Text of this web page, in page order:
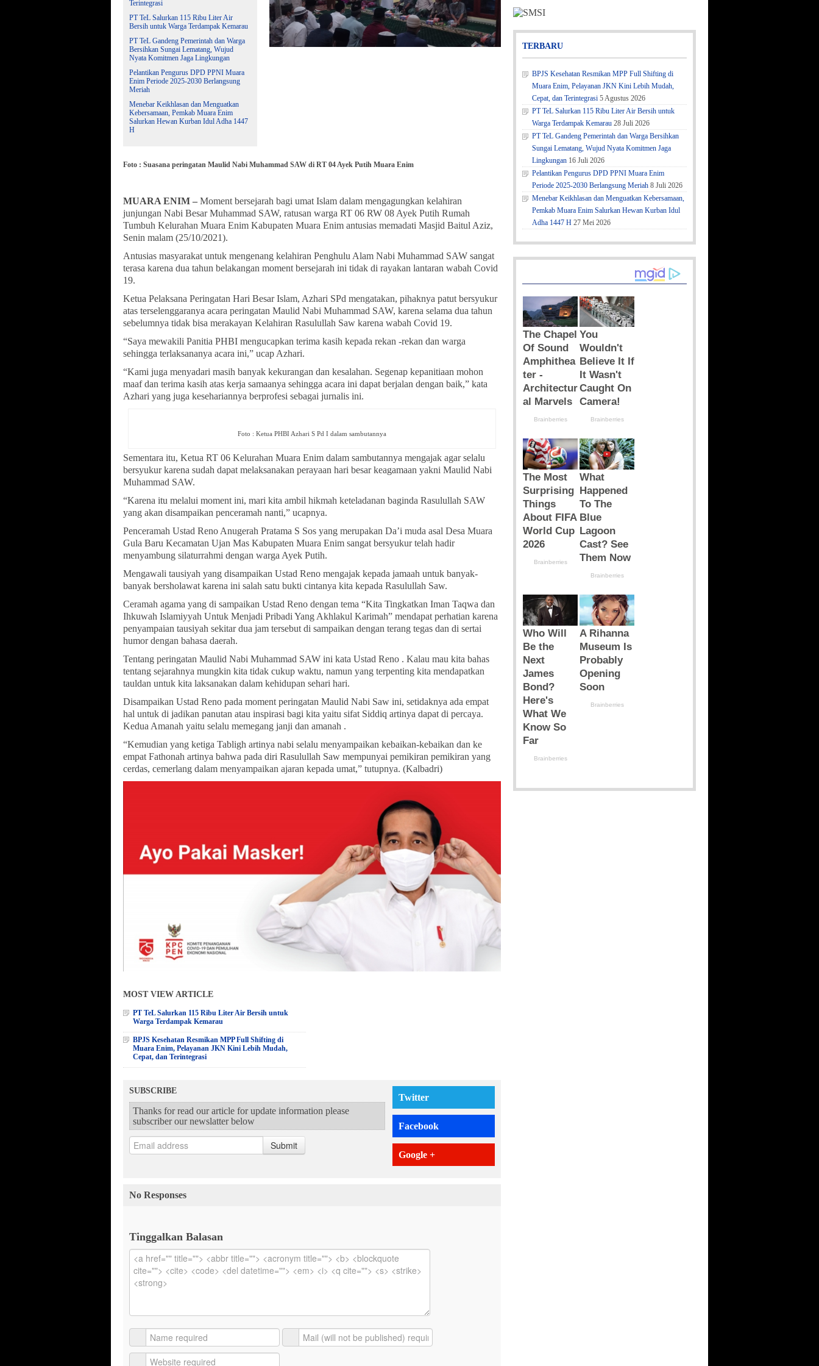
Terintegrasi
PT TeL Salurkan 115 Ribu Liter Air
Bersih untuk Warga Terdampak Kemarau
PT TeL Gandeng Pemerintah dan Warga
Bersihkan Sungai Lematang, Wujud
Nyata Komitmen Jaga Lingkungan
Pelantikan Pengurus DPD PPNI Muara
Enim Periode 2025-2030 Berlangsung
Meriah
Menebar Keikhlasan dan Menguatkan
Kebersamaan, Pemkab Muara Enim
Salurkan Hewan Kurban Idul Adha 1447
H
Foto : Suasana peringatan Maulid Nabi Muhammad SAW di RT 04 Ayek Putih Muara Enim
MUARA ENIM – Moment bersejarah bagi umat Islam dalam mengagungkan kelahiran
junjungan Nabi Besar Muhammad SAW, ratusan warga RT 06 RW 08 Ayek Putih Rumah
Tumbuh Kelurahan Muara Enim Kabupaten Muara Enim antusias memadati Masjid Baitul Aziz,
Senin malam (25/10/2021).
Antusias masyarakat untuk mengenang kelahiran Penghulu Alam Nabi Muhammad SAW sangat
terasa karena dua tahun belakangan moment bersejarah ini tidak di rayakan lantaran wabah Covid
19.
Ketua Pelaksana Peringatan Hari Besar Islam, Azhari SPd mengatakan, pihaknya patut bersyukur
atas terselenggaranya acara peringatan Maulid Nabi Muhammad SAW, karena selama dua tahun
sebelumnya tidak bisa merakayan Kelahiran Rasulullah Saw karena wabah Covid 19.
“Saya mewakili Panitia PHBI mengucapkan terima kasih kepada rekan -rekan dan warga
sehingga terlaksananya acara ini,” ucap Azhari.
“Kami juga menyadari masih banyak kekurangan dan kesalahan. Segenap kepanitiaan mohon
maaf dan terima kasih atas kerja samaanya sehingga acara ini dapat berjalan dengan baik,” kata
Azhari yang juga kesehariannya berprofesi sebagai jurnalis ini.
Foto : Ketua PHBI Azhari S Pd I dalam sambutannya
Sementara itu, Ketua RT 06 Kelurahan Muara Enim dalam sambutannya mengajak agar selalu
bersyukur karena sudah dapat melaksanakan perayaan hari besar keagamaan yakni Maulid Nabi
Muhammad SAW.
“Karena itu melalui moment ini, mari kita ambil hikmah keteladanan baginda Rasulullah SAW
yang akan disampaikan penceramah nanti,” ucapnya.
Penceramah Ustad Reno Anugerah Pratama S Sos yang merupakan Da’i muda asal Desa Muara
Gula Baru Kecamatan Ujan Mas Kabupaten Muara Enim sangat bersyukur telah hadir
menyambung silaturrahmi dengan warga Ayek Putih.
Mengawali tausiyah yang disampaikan Ustad Reno mengajak kepada jamaah untuk banyak-
banyak bersholawat karena ini salah satu bukti cintanya kita kepada Rasulullah Saw.
Ceramah agama yang di sampaikan Ustad Reno dengan tema “Kita Tingkatkan Iman Taqwa dan
Ihkuwah Islamiyyah Untuk Menjadi Pribadi Yang Akhlakul Karimah” mendapat perhatian karena
penyampaian tausiyah sekitar dua jam tersebut di sampaikan dengan terang tegas dan di sertai
humor dengan bahasa daerah.
Tentang peringatan Maulid Nabi Muhammad SAW ini kata Ustad Reno . Kalau mau kita bahas
tentang sejarahnya mungkin kita tidak cukup waktu, namun yang terpenting kita mendapatkan
tauldan untuk kita laksanakan dalam kehidupan sehari hari.
Disampaikan Ustad Reno pada moment peringatan Maulid Nabi Saw ini, setidaknya ada empat
hal untuk di jadikan panutan atau inspirasi bagi kita yaitu sifat Siddiq artinya dapat di percaya.
Kedua Amanah yaitu selalu memegang janji dan amanah .
“Kemudian yang ketiga Tabligh artinya nabi selalu menyampaikan kebaikan-kebaikan dan ke
empat Fathonah artinya bahwa pada diri Rasulullah Saw mempunyai pemikiran pemikiran yang
cerdas, cemerlang dalam menyampaikan ajaran kepada umat,” tutupnya. (Kalbadri)
MOST VIEW ARTICLE
PT TeL Salurkan 115 Ribu Liter Air Bersih untuk
Warga Terdampak Kemarau
BPJS Kesehatan Resmikan MPP Full Shifting di
Muara Enim, Pelayanan JKN Kini Lebih Mudah,
Cepat, dan Terintegrasi
SUBSCRIBE
Thanks for read our article for update information please
subscriber our newslatter below
Submit
Twitter
Facebook
Google +
No Responses
Tinggalkan Balasan
TERBARU
BPJS Kesehatan Resmikan MPP Full Shifting di
Muara Enim, Pelayanan JKN Kini Lebih Mudah,
Cepat, dan Terintegrasi 5 Agustus 2026
PT TeL Salurkan 115 Ribu Liter Air Bersih untuk
Warga Terdampak Kemarau 28 Juli 2026
PT TeL Gandeng Pemerintah dan Warga Bersihkan
Sungai Lematang, Wujud Nyata Komitmen Jaga
Lingkungan 16 Juli 2026
Pelantikan Pengurus DPD PPNI Muara Enim
Periode 2025-2030 Berlangsung Meriah 8 Juli 2026
Menebar Keikhlasan dan Menguatkan Kebersamaan,
Pemkab Muara Enim Salurkan Hewan Kurban Idul
Adha 1447 H 27 Mei 2026